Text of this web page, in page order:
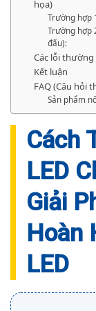
họa)
Trường hợp
Trường hợp
đấu):
Các lỗi thường
Kết luận
FAQ (Câu hỏi
Sản phẩm
Cách
LED
Giải
Hoàn
LED